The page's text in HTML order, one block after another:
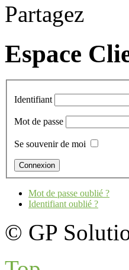
Partagez
Espace
Identifiant
Mot de passe
Se souvenir de moi
Mot de passe oublié ?
Identifiant oublié ?
© GP